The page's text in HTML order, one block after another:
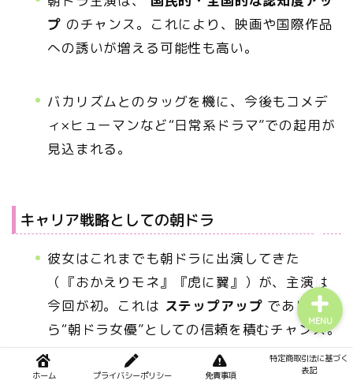
プ のチャンス。これにより、映画や国際作品
への誘いが増える可能性も高い。
バカリズムとのタッグを機に、今後もコメデ
ィ×ヒューマンなど“日常系ドラマ”での起用が
見込まれる。
キャリア戦略としての朝ドラ
彼女はこれまでも朝ドラに出演してきた
（『おかえりモネ』『虎に翼』）が、主演は
今回が初。これは ステップアップ でありなが
ら“朝ドラ女優”としての信頼を積むチャンス。
将来的には、朝ドラ経験を武器に
ホーム プライバシーポリシー 免責事項
特定商取引法に基づく
表記
MENU
【金運・願望成就】言霊と
サイトマップ